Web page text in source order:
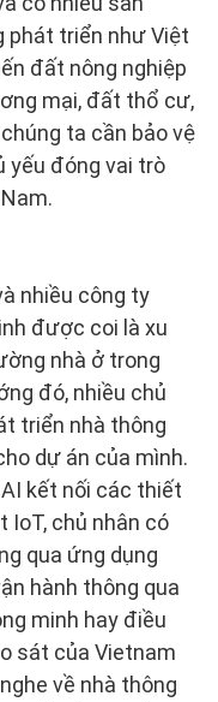
phát triển như Việt
đất nông nghiệp
mại, đất thổ cư,
ta cần bảo vệ
yếu đóng vai trò
nhiều công ty
được coi là xu
nhà ở trong
đó, nhiều chủ
triển nhà thông
dự án của mình.
kết nối các thiết
IoT, chủ nhân có
qua ứng dụng
hành thông qua
minh hay điều
sát của Vietnam
về nhà thông